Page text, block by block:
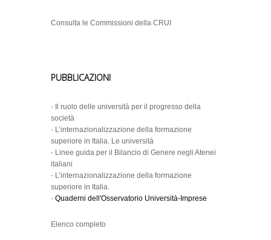
Consulta le Commissioni della CRUI
PUBBLICAZIONI
-
Il ruolo delle università per il progresso della
società
- L’internazionalizzazione della formazione
superiore in Italia. Le università
- Linee guida per il Bilancio di Genere negli Atenei
italiani
- L’internazionalizzazione della formazione
superiore in Italia.
- Quaderni dell'Osservatorio Università-Imprese
Elenco completo